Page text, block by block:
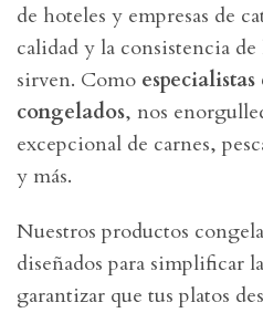
de hoteles y empresas de
calidad y la consistencia
sirven. Como
congelados, nos
excepcional de carnes,
y más.
Nuestros productos
diseñados para simplificar
garantizar que tus platos